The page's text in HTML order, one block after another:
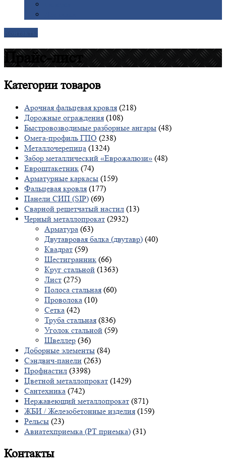
Прайс-лист
Категориитоваров
Арочная фальцевая кровля (218)
Дорожные ограждения (108)
Быстровозводимые разборные ангары (48)
Омега-профиль ГПО (238)
Металлочерепица (1324)
Забор металлический «Еврожалюзи» (48)
Евроштакетник (74)
Арматурные каркасы (159)
Фальцевая кровля (177)
Панели СИП (SIP) (69)
Сварной решетчатый настил (13)
Черный металлопрокат (2932)
Арматура (63)
Двутавровая балка (двутавр) (40)
Квадрат (59)
Шестигранник (66)
Круг стальной (1363)
Лист (275)
Полоса стальная (60)
Проволока (10)
Сетка (42)
Труба стальная (836)
Уголок стальной (59)
Швеллер (36)
Доборные элементы (84)
Сэндвич-панели (263)
Профнастил (3398)
Цветной металлопрокат (1429)
Сантехника (742)
Нержавеющий металлопрокат (871)
ЖБИ / Железобетонные изделия (159)
Рельсы (23)
Авиатехприемка (РТ приемка) (31)
Контакты